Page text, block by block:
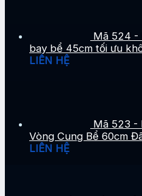
Mã 524 -
bay bể 45cm tối ưu
LIÊN HỆ
Mã 523 -
Vòng Cung Bể 60cm
LIÊN HỆ